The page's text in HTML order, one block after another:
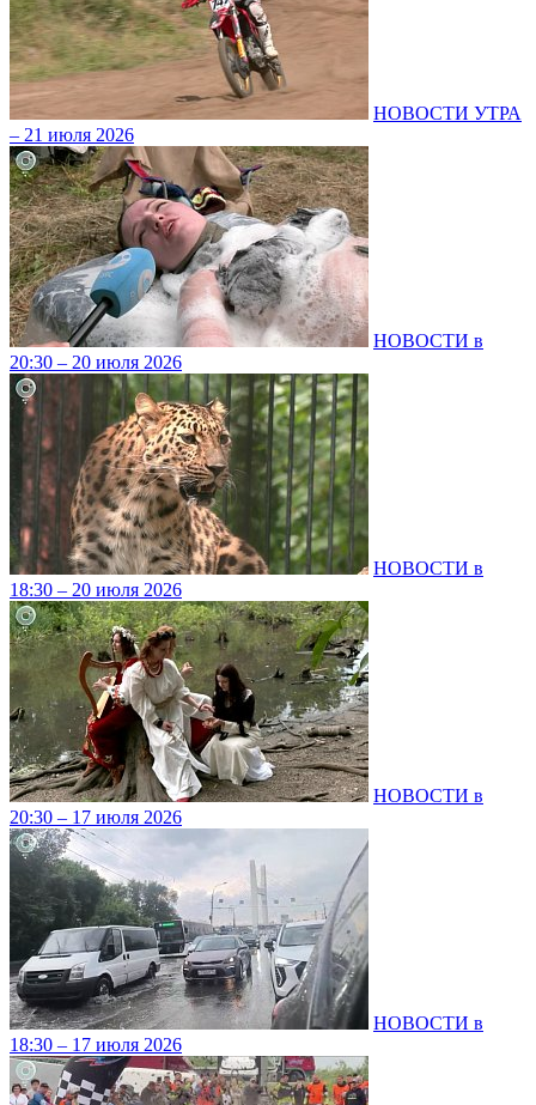
НОВОСТИ УТРА
– 21 июля 2026
НОВОСТИ в
20:30 – 20 июля 2026
НОВОСТИ в
18:30 – 20 июля 2026
НОВОСТИ в
20:30 – 17 июля 2026
НОВОСТИ в
18:30 – 17 июля 2026